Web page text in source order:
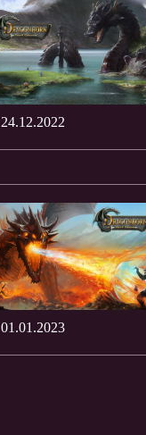
24.12.2022
01.01.2023